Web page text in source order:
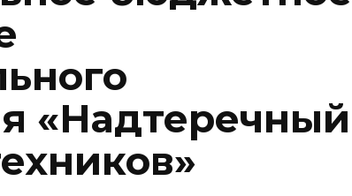
«Надтеречный